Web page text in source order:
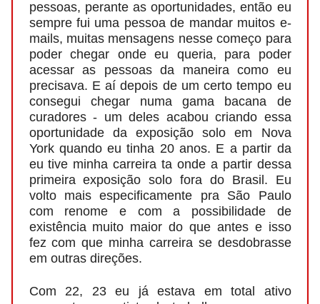
pessoas, perante as oportunidades, então eu
sempre fui uma pessoa de mandar muitos e-
mails, muitas mensagens nesse começo para
poder chegar onde eu queria, para poder
acessar as pessoas da maneira como eu
precisava. E aí depois de um certo tempo eu
consegui chegar numa gama bacana de
curadores - um deles acabou criando essa
oportunidade da exposição solo em Nova
York quando eu tinha 20 anos. E a partir da
eu tive minha carreira ta onde a partir dessa
primeira exposição solo fora do Brasil. Eu
volto mais especificamente pra São Paulo
com renome e com a possibilidade de
existência muito maior do que antes e isso
fez com que minha carreira se desdobrasse
em outras direções.
Com 22, 23 eu já estava em total ativo